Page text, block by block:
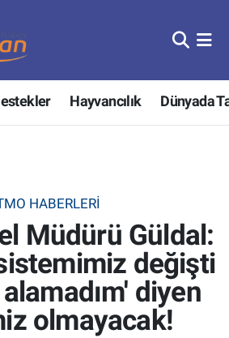
Hayvancılık Dünyada
HABERLERI
Müdürü Güldal:
değişti
diyen
olmayacak!